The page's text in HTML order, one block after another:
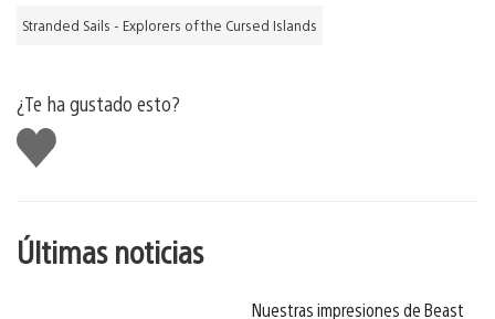
Stranded Sails - Explorers of the Cursed Islands
¿Te ha gustado esto?
Me
gusta
esto
Últimas noticias
Nuestras impresiones de Beast